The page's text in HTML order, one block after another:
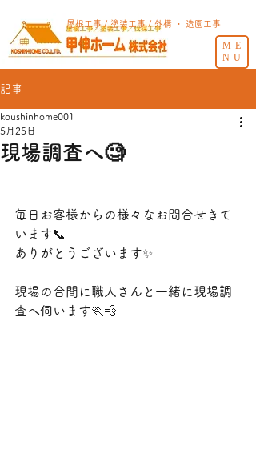
ME
NU
屋根工事 / 塗装工事 / 外構 ・ 造園工事
記事
現場調査へ🧐
koushinhome001
5月25日
毎日お客様からの様々なお問合せきて
います📞
ありがとうございます✨
現場の合間に職人さんと一緒に現場調
査へ伺います🏃💨